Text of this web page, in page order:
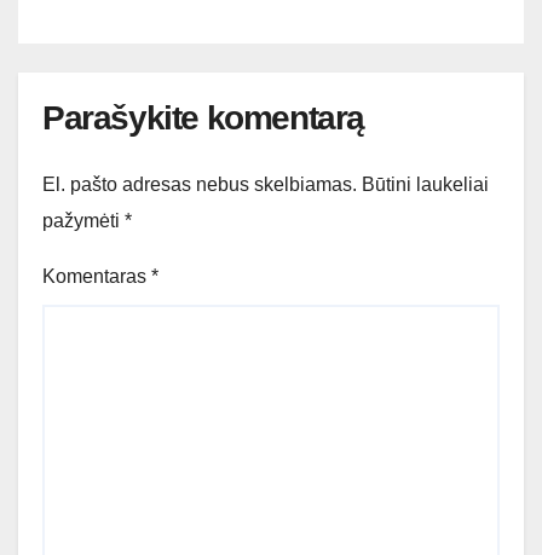
Parašykite komentarą
El. pašto adresas nebus skelbiamas. Būtini laukeliai
pažymėti *
Komentaras *